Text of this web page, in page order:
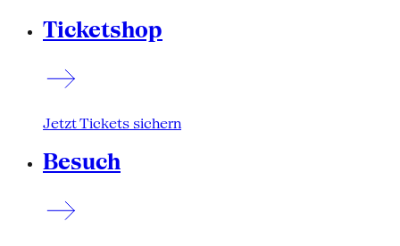
Ticketshop
Jetzt Tickets sichern
Besuch